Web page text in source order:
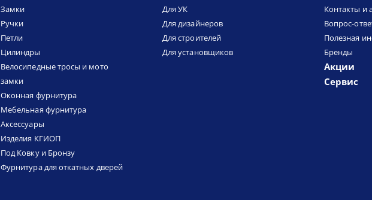
Замки
Ручки
Петли
Цилиндры
Велосипедные тросы и мото
замки
Оконная фурнитура
Мебельная фурнитура
Аксессуары
Изделия КГИОП
Под Ковку и Бронзу
Фурнитура для откатных дверей
Для УК
Для дизайнеров
Для строителей
Для установщиков
Контакты и
Вопрос-
Полезная
Бренды
Акции
Сервис